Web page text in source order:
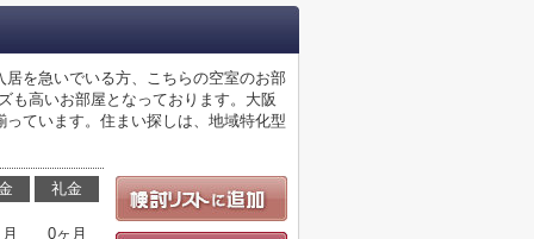
を急いでいる方、こちらの空室のお部
も高いお部屋となっております。大阪
ています。住まい探しは、地域特化型
礼金
0ヶ月